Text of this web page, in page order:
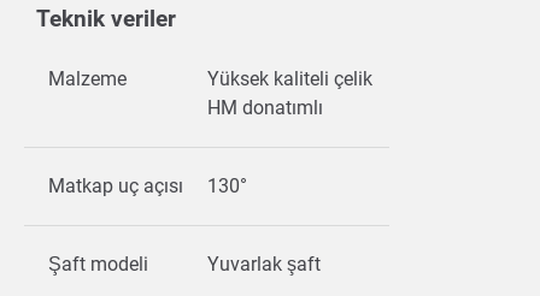
Teknik veriler
Malzeme
Yüksek kaliteli çelik
HM donatımlı
Matkap uç açısı 130°
Şaft modeli Yuvarlak şaft